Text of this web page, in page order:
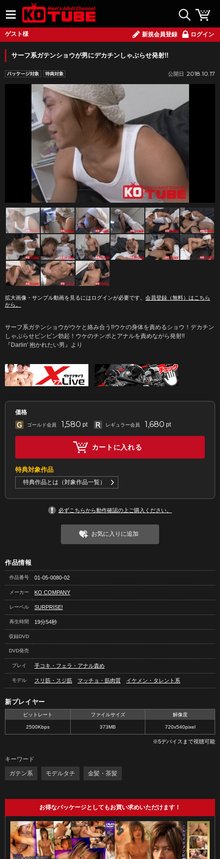
ゲスト様 新規会員登録 ログイン
サーフ系ガテンショウが男にデカチンしゃぶらせ発射!!
2018.10.17
拡大画像・サンプル動画を見るにはログインが必要です。 会員登録（無料）はこちら
から。
サーフ系ガテンショウがウケと絡み合う!!ウケの身体を責めるショウ！デカチン
しゃぶらせビンビン勃起！ウケのチンポとアナルを責めながら発射!!
『Darlin' 抱かれたい男』より
価格
ゴールド会員 1,580 pt レギュラー会員 1,680 pt
カートに入れる
特典対象作品
特典作品とは（対象作品一覧）
必ずこちらから動作確認の上ご購入ください。
お気に入りに追加
作品情報
作品番号 01-05-0080-02
メーカー KO COMPANY
レーベル SURPRISE!
再生時間 19分54秒
収録DVD
DVD発売
プレイ 手コキ・フェラ・アナル責め
モデル スリ筋・スジ筋 マッチョ・筋肉質 イケメン・タレント系
新プレイヤー
ビットレート ファイルサイズ 解像度
2500Kbps 373MB 720x540pixel
※5デバイスまで視聴可能
キーワード
ガテン系 モデルタチ 金髪・茶髪
お得なパッケージとしてもお買い求めいただけます！